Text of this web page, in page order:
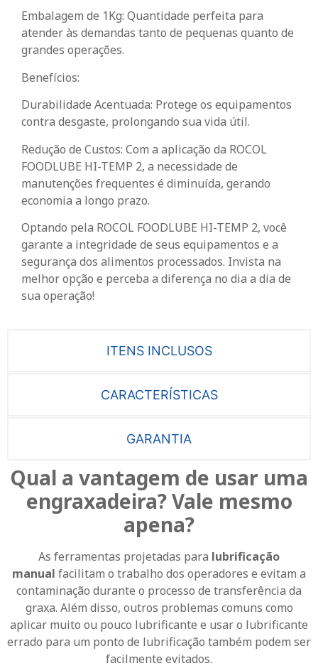
ITENS INCLUSOS
CARACTERÍSTICAS
GARANTIA
Embalagem de 1Kg: Quantidade perfeita para
atender às demandas tanto de pequenas quanto de
grandes operações.
Benefícios:
Durabilidade Acentuada: Protege os equipamentos
contra desgaste, prolongando sua vida útil.
Redução de Custos: Com a aplicação da ROCOL
FOODLUBE HI-TEMP 2, a necessidade de
manutenções frequentes é diminuída, gerando
economia a longo prazo.
Optando pela ROCOL FOODLUBE HI-TEMP 2, você
garante a integridade de seus equipamentos e a
segurança dos alimentos processados. Invista na
melhor opção e perceba a diferença no dia a dia de
sua operação!
Qual a vantagem de usar uma
engraxadeira? Vale mesmo
apena?
As ferramentas projetadas para lubrificação
manual facilitam o trabalho dos operadores e evitam a
contaminação durante o processo de transferência da
graxa. Além disso, outros problemas comuns como
aplicar muito ou pouco lubrificante e usar o lubrificante
errado para um ponto de lubrificação também podem ser
facilmente evitados.